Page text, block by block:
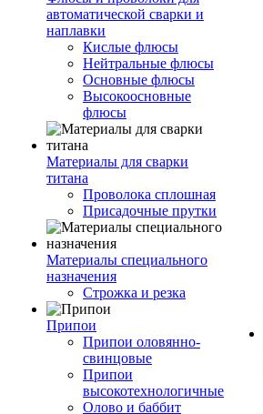
автоматической сварки и
наплавки
Кислые флюсы
Нейтральные флюсы
Основные флюсы
Высокоосновные
флюсы
Материалы для сварки
титана
Проволока сплошная
Присадочные прутки
Материалы специального
назначения
Строжка и резка
Припои
Припои оловянно-
свинцовые
Припои
высокотехнологичные
Олово и баббит